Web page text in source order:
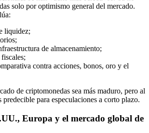
solo por optimismo general del mercado.
liquidez;
de almacenamiento;
contra acciones, bonos, oro y el
de criptomonedas sea más maduro, pero al
para especulaciones a corto plazo.
Europa y el mercado global de